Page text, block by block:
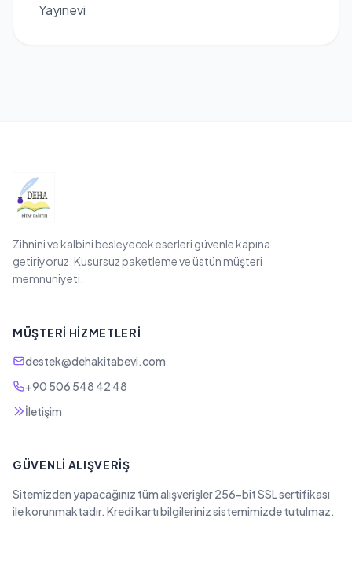
Yayınevi
Zihnini ve kalbini besleyecek eserleri güvenle kapına
getiriyoruz. Kusursuz paketleme ve üstün müşteri
memnuniyeti.
MÜŞTERI HIZMETLERI
destek@dehakitabevi.com
+90 506 548 42 48
İletişim
GÜVENLI ALIŞVERIŞ
Sitemizden yapacağınız tüm alışverişler 256-bit SSL sertifikası
ile korunmaktadır. Kredi kartı bilgileriniz sistemimizde tutulmaz.